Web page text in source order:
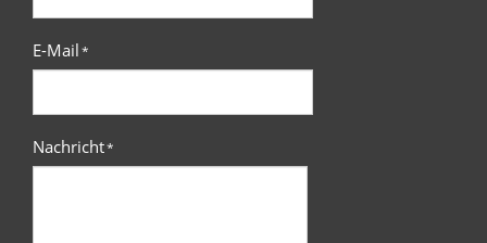
E-Mail*
Nachricht*